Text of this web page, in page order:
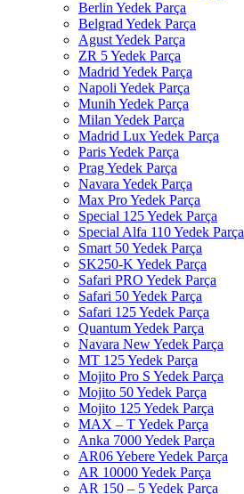
Berlin Yedek Parça
Belgrad Yedek Parça
Agust Yedek Parça
ZR 5 Yedek Parça
Madrid Yedek Parça
Napoli Yedek Parça
Munih Yedek Parça
Milan Yedek Parça
Madrid Lux Yedek Parça
Paris Yedek Parça
Prag Yedek Parça
Navara Yedek Parça
Max Pro Yedek Parça
Special 125 Yedek Parça
Special Alfa 110 Yedek Parça
Smart 50 Yedek Parça
SK250-K Yedek Parça
Safari PRO Yedek Parça
Safari 50 Yedek Parça
Safari 125 Yedek Parça
Quantum Yedek Parça
Navara New Yedek Parça
MT 125 Yedek Parça
Mojito Pro S Yedek Parça
Mojito 50 Yedek Parça
Mojito 125 Yedek Parça
MAX – T Yedek Parça
Anka 7000 Yedek Parça
AR06 Yebere Yedek Parça
AR 10000 Yedek Parça
AR 150 – 5 Yedek Parça